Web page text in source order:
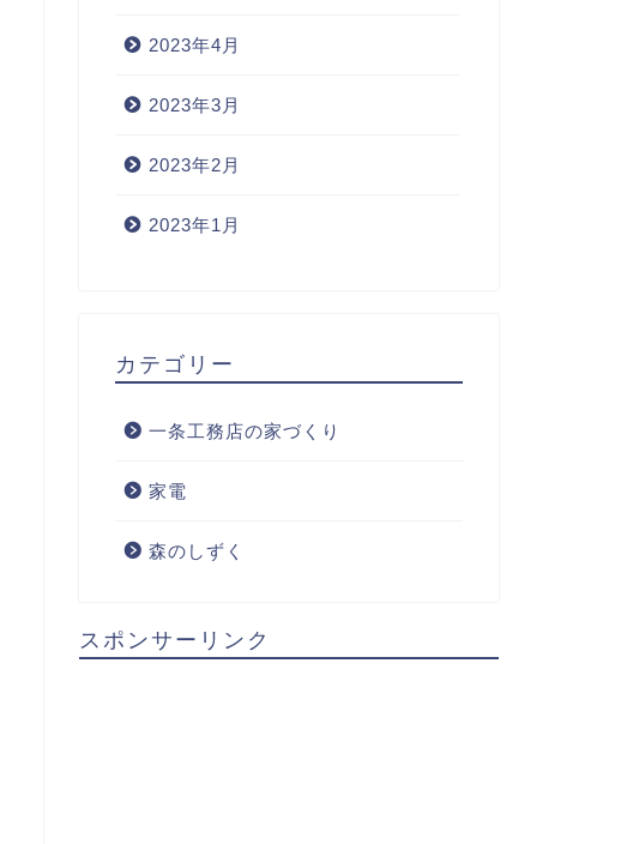
2023年4月
2023年3月
2023年2月
2023年1月
カテゴリー
一条工務店の家づくり
家電
森のしずく
スポンサーリンク